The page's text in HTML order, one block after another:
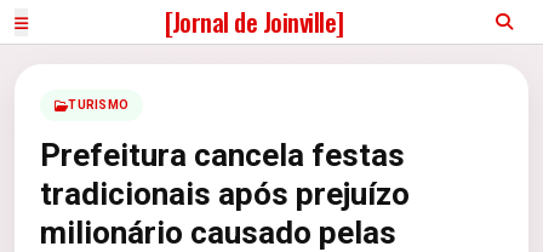
[Jornal de Joinville]
TURISMO
Prefeitura cancela festas
tradicionais após prejuízo
milionário causado pelas